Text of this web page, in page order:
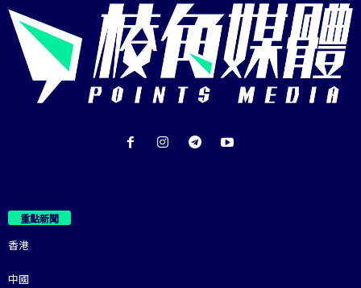
重點新聞
香港
中國